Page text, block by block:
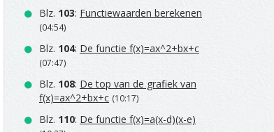
Blz. 103: Functiewaarden berekenen
(04:54)
Blz. 104: De functie f(x)=ax^2+bx+c
(07:47)
Blz. 108: De top van de grafiek van
f(x)=ax^2+bx+c (10:17)
Blz. 110: De functie f(x)=a(x-d)(x-e)